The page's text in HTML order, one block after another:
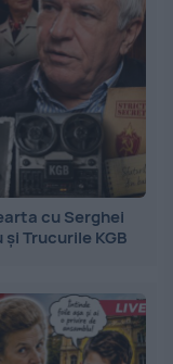
cu Serghei
Trucurile KGB